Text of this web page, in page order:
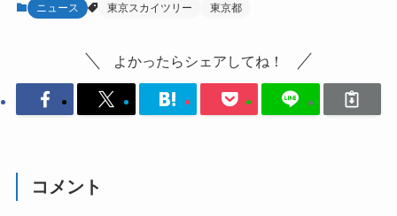
ニュース 東京スカイツリー 東京都
よかったらシェアしてね！
コメント